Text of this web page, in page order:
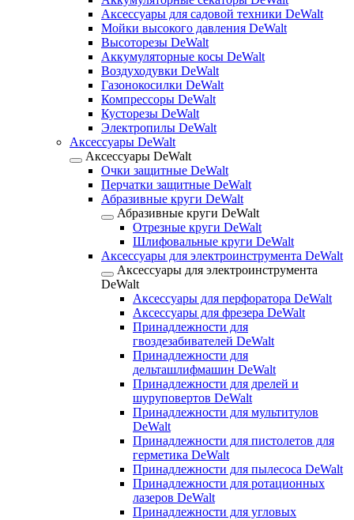
Аксессуары для садовой техники DeWalt
Мойки высокого давления DeWalt
Высоторезы DeWalt
Аккумуляторные косы DeWalt
Воздуходувки DeWalt
Газонокосилки DeWalt
Компрессоры DeWalt
Кусторезы DeWalt
Электропилы DeWalt
Аксессуары DeWalt
Аксессуары DeWalt
Очки защитные DeWalt
Перчатки защитные DeWalt
Абразивные круги DeWalt
Абразивные круги DeWalt
Отрезные круги DeWalt
Шлифовальные круги DeWalt
Аксессуары для электроинструмента DeWalt
Аксессуары для электроинструмента
DeWalt
Аксессуары для перфоратора DeWalt
Аксессуары для фрезера DeWalt
Принадлежности для
гвоздезабивателей DeWalt
Принадлежности для
дельташлифмашин DeWalt
Принадлежности для дрелей и
шуруповертов DeWalt
Принадлежности для мультитулов
DeWalt
Принадлежности для пистолетов для
герметика DeWalt
Принадлежности для пылесоса DeWalt
Принадлежности для ротационных
лазеров DeWalt
Принадлежности для угловых